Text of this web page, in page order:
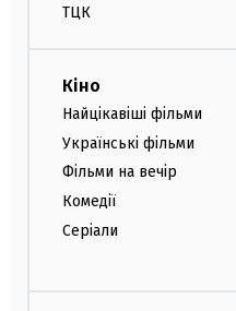
ТЦК
Кіно
Найцікавіші фільми
Українські фільми
Фільми на вечір
Комедії
Серіали